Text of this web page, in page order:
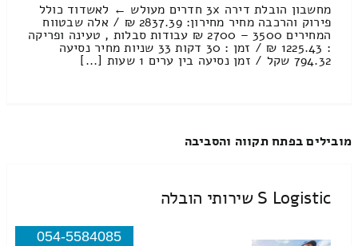
מחשבון הובלת דירה 3x חדרים מעולש ← לאשדוד כולל
פירוק והרכבה מחיר מחירון: 2837.39 ₪ / אלה שבטווח
המחירים 3500 – 2700 ₪ עבודות סבלות , טעינה ופריקה
: 1225.43 ₪ / זמן : 30 דקות 33 שניות מחיר נסיעה
794.32 שקל / זמן נסיעה בין ערים 1 שעות [...]
מובילים בפתח תקווה והסביבה
S Logistic שירותי הובלה
054-5584085